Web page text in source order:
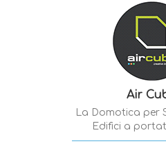
Air
La Domotica per
Edifici a